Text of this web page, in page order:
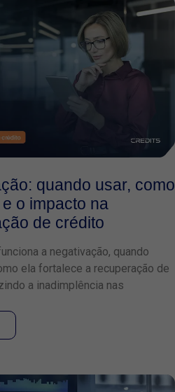
quando usar, como
o impacto na
de crédito
a negativação, quando
ela fortalece a recuperação de
a inadimplência nas